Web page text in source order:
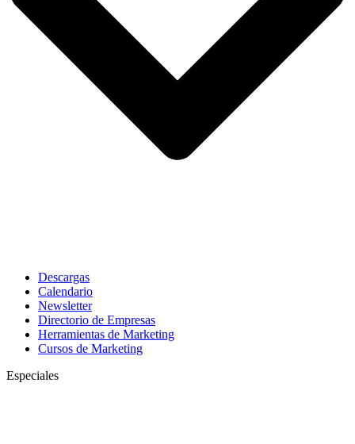
Descargas
Calendario
Newsletter
Directorio de Empresas
Herramientas de Marketing
Cursos de Marketing
Especiales